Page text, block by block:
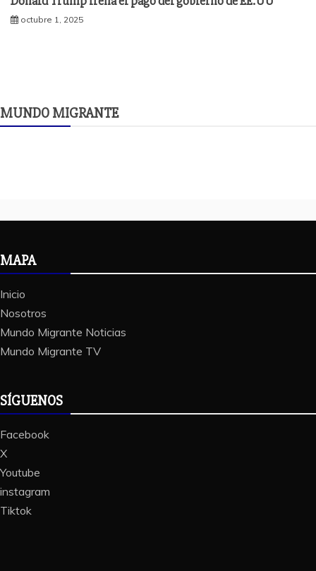
octubre 1, 2025
MUNDO MIGRANTE
MAPA
Inicio
Nosotros
Mundo Migrante Noticias
Mundo Migrante TV
SÍGUENOS
Facebook
X
Youtube
instagram
Tiktok